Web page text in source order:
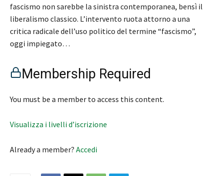
fascismo non sarebbe la sinistra contemporanea, bensì il
liberalismo classico. L’intervento ruota attorno a una
critica radicale dell’uso politico del termine “fascismo”,
oggi impiegato…
Membership Required
You must be a member to access this content.
Visualizza i livelli d’iscrizione
Already a member? Accedi